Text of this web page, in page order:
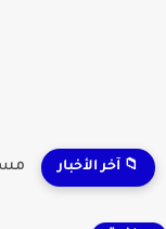
📁 آخر الأخبار